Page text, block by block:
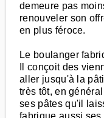
demeure pas
renouveler son
en plus féroce.
Le boulanger
Il conçoit des
aller jusqu'à la
très tôt, en
ses pâtes qu'il
fabrique aussi ses